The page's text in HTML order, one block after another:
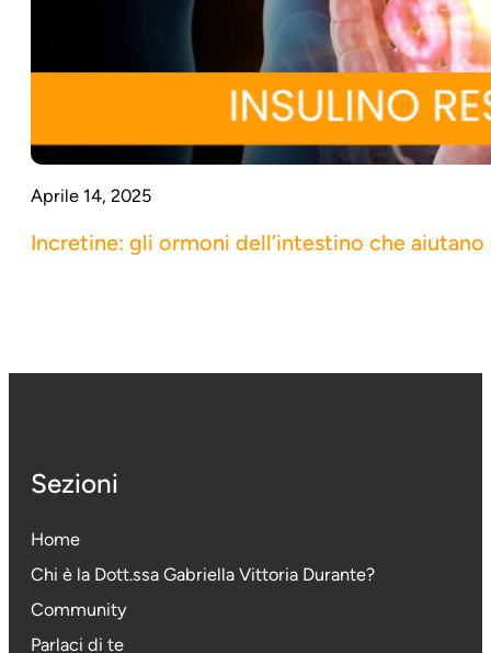
Aprile 14, 2025
Incretine: gli ormoni dell’intestino che
Sezioni
Home
Chi è la Dott.ssa Gabriella Vittoria Durante?
Community
Parlaci di te